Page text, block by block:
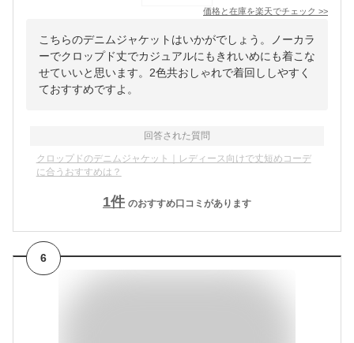
価格と在庫を楽天でチェック >>
こちらのデニムジャケットはいかがでしょう。ノーカラ
ーでクロップド丈でカジュアルにもきれいめにも着こな
せていいと思います。2色共おしゃれで着回ししやすく
ておすすめですよ。
回答された質問
クロップドのデニムジャケット｜レディース向けで丈短めコーデ
に合うおすすめは？
1件 のおすすめ口コミがあります
6